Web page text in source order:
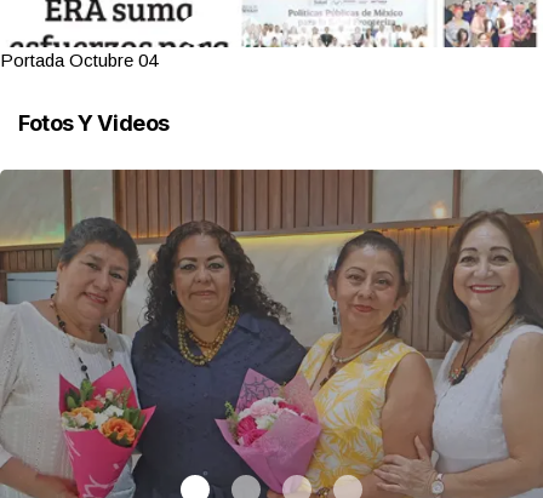
Portada Octubre 04
Fotos Y Videos